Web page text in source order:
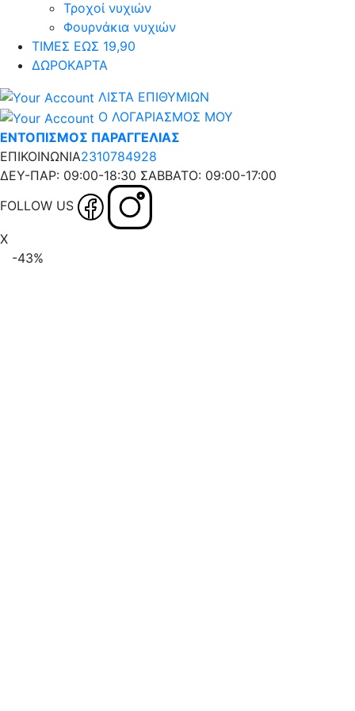
Τροχοί νυχιών
Φουρνάκια νυχιών
ΤΙΜΕΣ ΕΩΣ 19,90
ΔΩΡΟΚΑΡΤΑ
ΛΙΣΤΑ ΕΠΙΘΥΜΙΩΝ
Ο ΛΟΓΑΡΙΑΣΜΟΣ ΜΟΥ
ΕΝΤΟΠΙΣΜΟΣ ΠΑΡΑΓΓΕΛΙΑΣ
ΕΠΙΚΟΙΝΩΝΙΑ2310784928
ΔΕΥ-ΠΑΡ: 09:00-18:30 ΣΑΒΒΑΤΟ: 09:00-17:00
FOLLOW US
X
-43%